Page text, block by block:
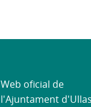
Web oficial de
l'Ajuntament